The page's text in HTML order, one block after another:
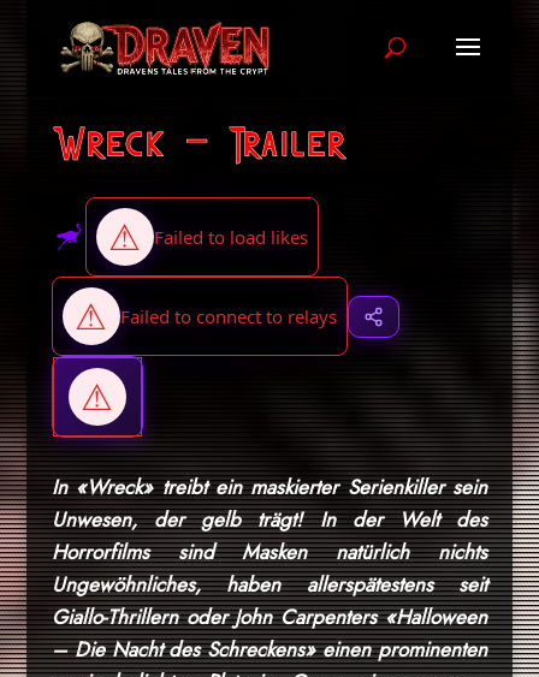
Wreck – Trailer
In «Wreck» treibt ein maskierter Serienkiller sein
Unwesen, der gelb trägt! In der Welt des
Horrorfilms sind Masken natürlich nichts
Ungewöhnliches, haben allerspätestens seit
Giallo-Thrillern oder John Carpenters «Halloween
– Die Nacht des Schreckens» einen prominenten